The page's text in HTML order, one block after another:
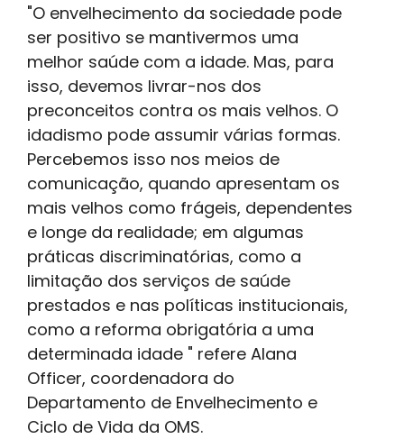
"O envelhecimento da sociedade pode
ser positivo se mantivermos uma
melhor saúde com a idade. Mas, para
isso, devemos livrar-nos dos
preconceitos contra os mais velhos. O
idadismo pode assumir várias formas.
Percebemos isso nos meios de
comunicação, quando apresentam os
mais velhos como frágeis, dependentes
e longe da realidade; em algumas
práticas discriminatórias, como a
limitação dos serviços de saúde
prestados e nas políticas institucionais,
como a reforma obrigatória a uma
determinada idade " refere Alana
Officer, coordenadora do
Departamento de Envelhecimento e
Ciclo de Vida da OMS.